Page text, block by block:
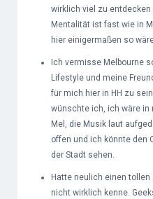
wirklich viel zu entdecken
Mentalität ist fast wie in
hier einigermaßen so
Ich vermisse Melbourne
Lifestyle und meine
für mich hier in HH zu
wünschte ich, ich wäre in
Mel, die Musik laut
offen und ich könnte den
der Stadt sehen.
Hatte neulich einen
nicht wirklich kenne.